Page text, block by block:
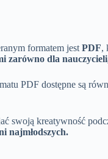
formatem jest PDF,
zarówno dla
PDF dostępne są
swoją kreatywność
najmłodszych.